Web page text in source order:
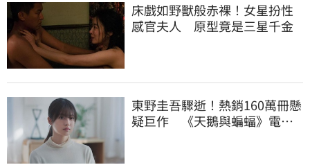
床戲如野獸般赤裸！女星扮性
感官夫人 原型竟是三星千金
東野圭吾驟逝！熱銷160萬冊懸
疑巨作 《天鵝與蝙蝠》電影